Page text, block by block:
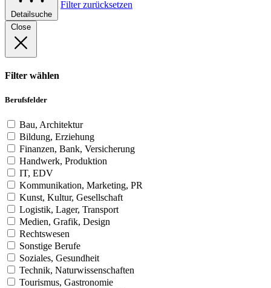
Detailsuche
Filter zurücksetzen
Close
Filter wählen
Berufsfelder
Bau, Architektur
Bildung, Erziehung
Finanzen, Bank, Versicherung
Handwerk, Produktion
IT, EDV
Kommunikation, Marketing, PR
Kunst, Kultur, Gesellschaft
Logistik, Lager, Transport
Medien, Grafik, Design
Rechtswesen
Sonstige Berufe
Soziales, Gesundheit
Technik, Naturwissenschaften
Tourismus, Gastronomie